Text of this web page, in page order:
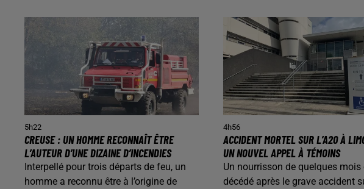
5h22
CREUSE : UN HOMME RECONNAÎT ÊTRE
L’AUTEUR D’UNE DIZAINE D’INCENDIES
Interpellé pour trois départs de feu, un
homme a reconnu être à l’origine de
4h56
ACCIDENT MORTEL SUR L’A20 À
UN NOUVEL APPEL À TÉMOINS
Un nourrisson de quelques mois
décédé après le grave accident